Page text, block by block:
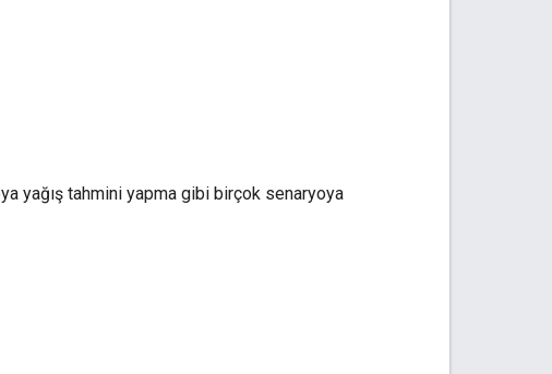
yağış tahmini yapma gibi birçok senaryoya